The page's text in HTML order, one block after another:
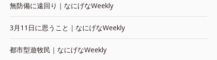
無防備に遠回り｜なにげなWeekly
3月11日に思うこと｜なにげなWeekly
都市型遊牧民｜なにげなWeekly